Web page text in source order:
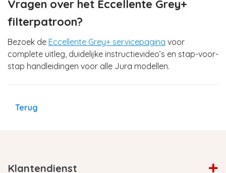
Vragen over het Eccellente Grey+
filterpatroon?
Bezoek de Eccellente Grey+ servicepagina voor
complete uitleg, duidelijke instructievideo’s en stap-voor-
stap handleidingen voor alle Jura modellen.
Terug
Klantendienst